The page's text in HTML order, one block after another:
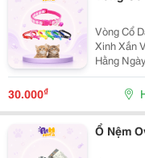
Vòng Cổ
Xinh Xắn
Hằng
Sản
Gây Khó
Dễ Dàng...
30.000₫
Ổ Nệm